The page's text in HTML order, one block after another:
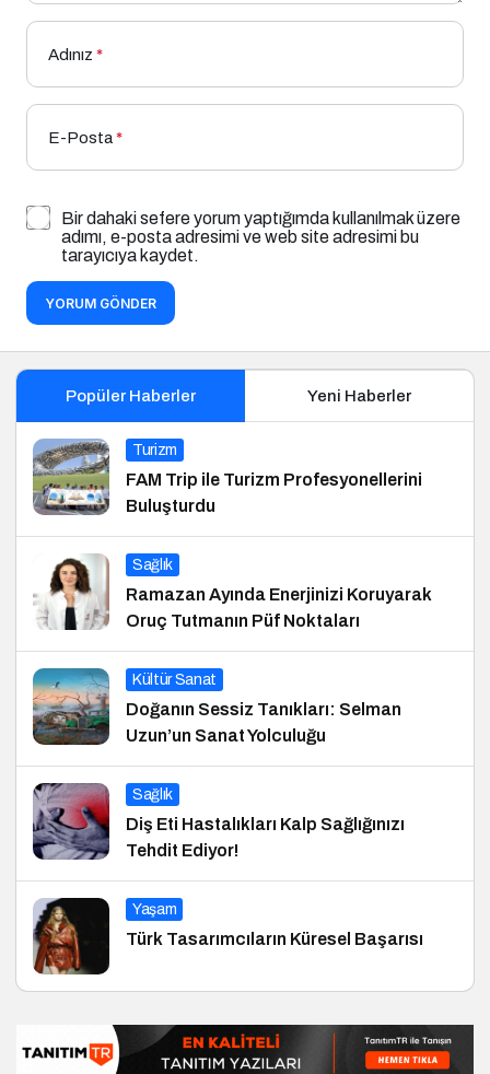
Adınız *
E-Posta*
Bir dahaki sefere yorum yaptığımda kullanılmak üzere
adımı, e-posta adresimi ve web site adresimi bu
tarayıcıya kaydet.
YORUM GÖNDER
Popüler Haberler Yeni Haberler
Turizm
FAM Trip ile Turizm Profesyonellerini
Buluşturdu
Sağlık
Ramazan Ayında Enerjinizi Koruyarak
Oruç Tutmanın Püf Noktaları
Kültür Sanat
Doğanın Sessiz Tanıkları: Selman
Uzun’un Sanat Yolculuğu
Sağlık
Diş Eti Hastalıkları Kalp Sağlığınızı
Tehdit Ediyor!
Yaşam
Türk Tasarımcıların Küresel Başarısı